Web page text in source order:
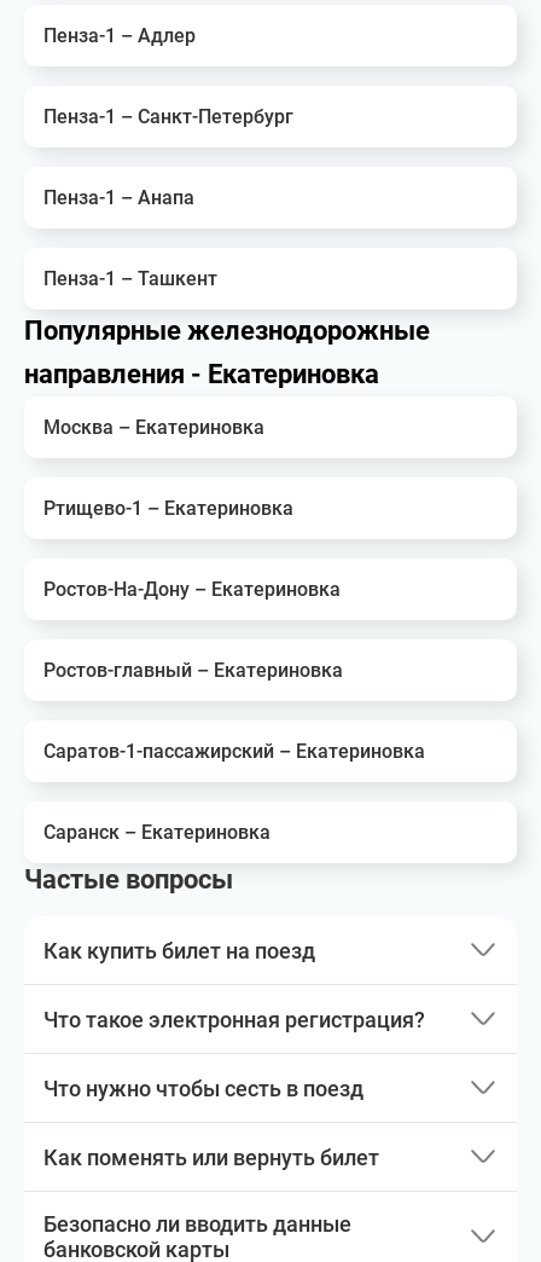
Пенза-1 – Адлер
Пенза-1 – Санкт-Петербург
Пенза-1 – Анапа
Пенза-1 – Ташкент
Популярные железнодорожные
направления - Екатериновка
Москва – Екатериновка
Ртищево-1 – Екатериновка
Ростов-На-Дону – Екатериновка
Ростов-главный – Екатериновка
Саратов-1-пассажирский – Екатериновка
Саранск – Екатериновка
Частые вопросы
Как купить билет на поезд
Что такое электронная регистрация?
Что нужно чтобы сесть в поезд
Как поменять или вернуть билет
Безопасно ли вводить данные
банковской карты